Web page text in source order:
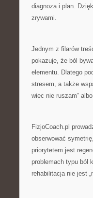
diagnoza i plan.
zrywami.
Jednym z filarów
pokazuje, że ból
elementu. Dlatego
stresem, a także
więc nie ruszam”
FizjoCoach.pl
obserwować
priorytetem jest
problemach typu ból
rehabilitacja nie jest